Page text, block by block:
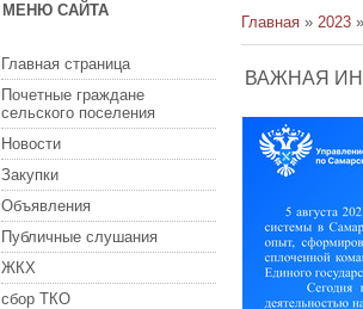
МЕНЮ САЙТА
Главная страница
Почетные граждане
сельского поселения
Новости
Закупки
Объявления
Публичные слушания
ЖКХ
сбор ТКО
Главная » 2023 »
ВАЖНАЯ